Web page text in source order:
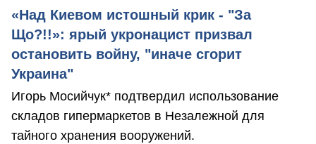
«Над Киевом истошный крик - "За
Що?!!»: ярый укронацист призвал
остановить войну, "иначе сгорит
Украина"
Игорь Мосийчук* подтвердил использование
складов гипермаркетов в Незалежной для
тайного хранения вооружений.